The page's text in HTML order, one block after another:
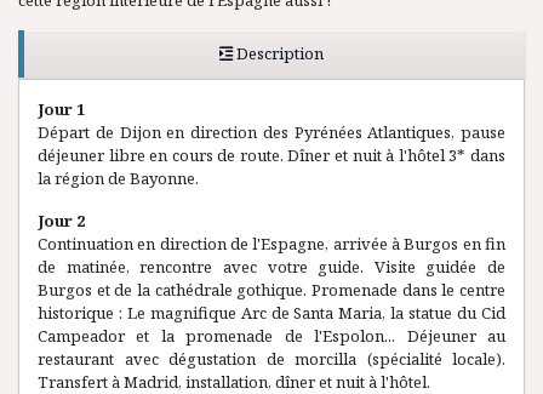
Description
Jour 1
Départ de Dijon en direction des Pyrénées Atlantiques, pause
déjeuner libre en cours de route. Dîner et nuit à l'hôtel 3* dans
la région de Bayonne.
Jour 2
Continuation en direction de l'Espagne, arrivée à Burgos en fin
de matinée, rencontre avec votre guide. Visite guidée de
Burgos et de la cathédrale gothique. Promenade dans le centre
historique : Le magnifique Arc de Santa Maria, la statue du Cid
Campeador et la promenade de l'Espolon... Déjeuner au
restaurant avec dégustation de morcilla (spécialité locale).
Transfert à Madrid, installation, dîner et nuit à l'hôtel.